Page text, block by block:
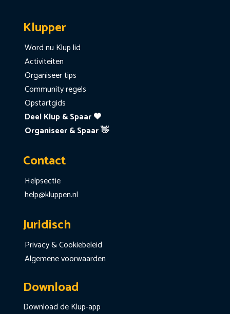
Klupper
Word nu Klup lid
Activiteiten
Organiseer tips
Community regels
Opstartgids
Deel Klup & Spaar 💙
Organiseer & Spaar 👋
Contact
Helpsectie
help@kluppen.nl
Juridisch
Privacy & Cookiebeleid
Algemene voorwaarden
Download
Download de Klup-app